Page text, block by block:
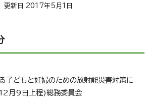
新日 2017年5月1日
る子どもと妊婦のための放射能災害対策に
月9日上程)総務委員会